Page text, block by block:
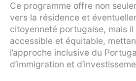
Ce programme offre non
vers la résidence et
citoyenneté portugaise, mais
accessible et équitable,
l’approche inclusive du
d’immigration et